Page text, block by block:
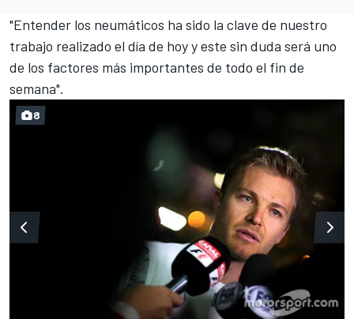
"Entender los neumáticos ha sido la clave de nuestro
trabajo realizado el día de hoy y este sin duda será uno
de los factores más importantes de todo el fin de
semana".
8